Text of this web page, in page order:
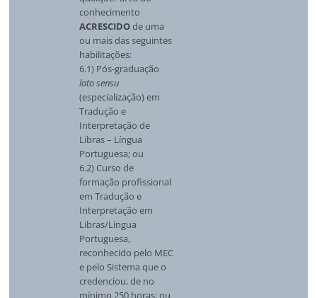
conhecimento
ACRESCIDOde uma
ou mais das seguintes
habilitações:
6.1) Pós-graduação
lato sensu
(especialização) em
Tradução e
Interpretação de
Libras – Língua
Portuguesa; ou
6.2) Curso de
formação profissional
em Tradução e
Interpretação em
Libras/Língua
Portuguesa,
reconhecido pelo MEC
e pelo Sistema que o
credenciou, de no
mínimo 250 horas; ou